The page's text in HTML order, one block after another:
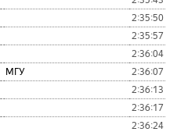
2:35:50
2:35:57
2:36:04
МГУ 2:36:07
2:36:13
2:36:17
2:36:24